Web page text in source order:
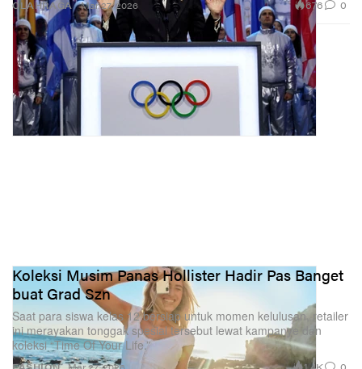
OLAHRAGA Mar 27, 2026 676 0
Koleksi Musim Panas Hollister Hadir Pas Banget
buat Grad Szn
Saat para siswa kelas 12 bersiap untuk momen kelulusan, retailer
ini merayakan tonggak spesial tersebut lewat kampanye dan
koleksi “Time Of Your Life.”